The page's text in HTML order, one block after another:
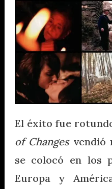
El éxito fue
of Changesvendió
se colocó en los
Europa y